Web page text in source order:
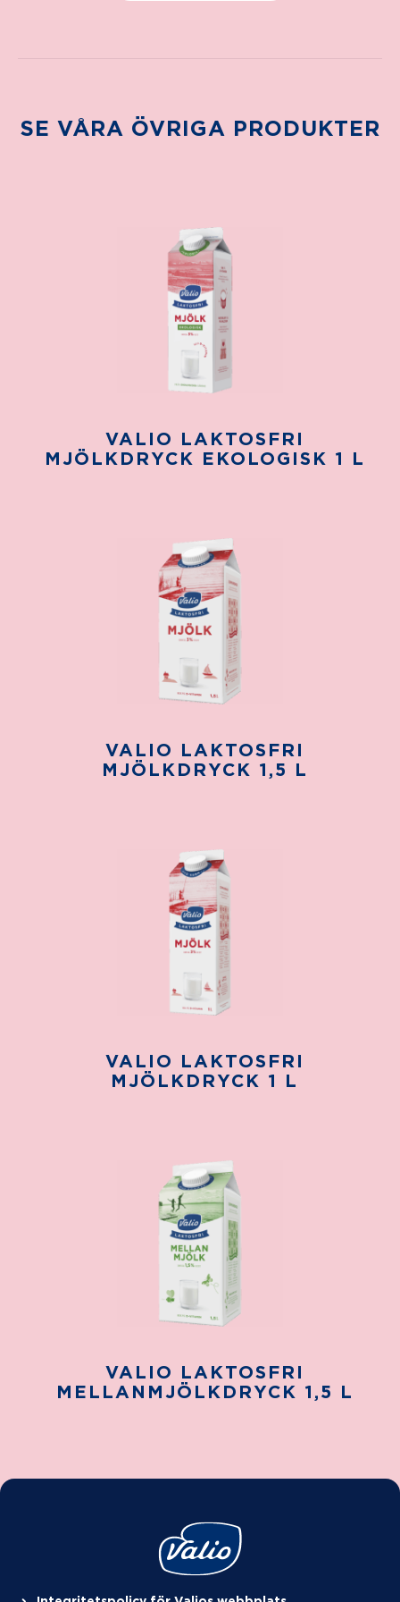
SE VÅRA ÖVRIGA PRODUKTER
VALIO LAKTOSFRI
MJÖLKDRYCK EKOLOGISK 1 L
VALIO LAKTOSFRI
MJÖLKDRYCK 1,5 L
VALIO LAKTOSFRI
MJÖLKDRYCK 1 L
VALIO LAKTOSFRI
MELLANMJÖLKDRYCK 1,5 L